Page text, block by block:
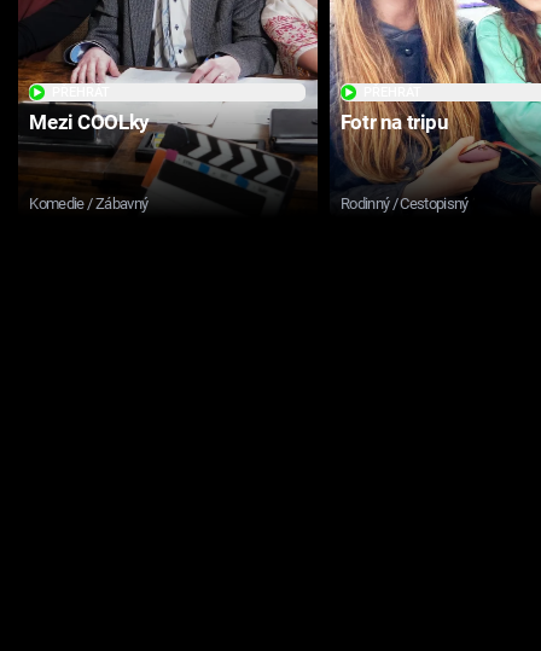
Mezi COOLky
Komedie / Zábavný
Fotr na tripu
Rodinný / Cestopisný